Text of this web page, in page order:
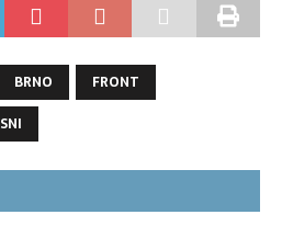
BRNO
FRONT